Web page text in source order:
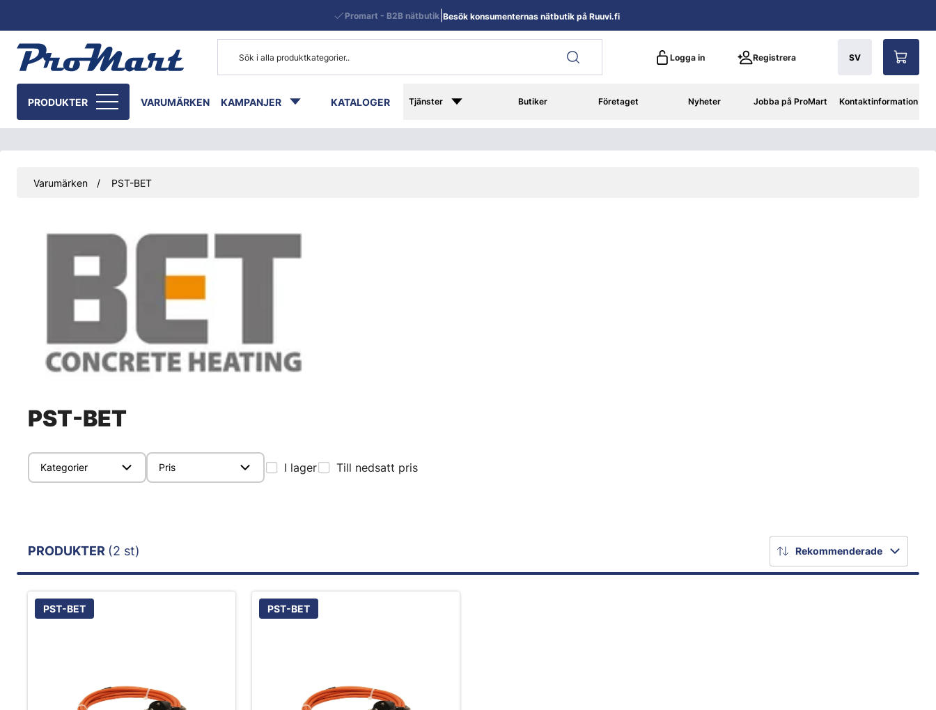
Logga in Registrera SV
PRODUKTER VARUMÄRKEN KAMPANJER KATALOGER Tjänster Butiker Företaget Nyheter Jobba på ProMart Kontaktinformation
Promart - B2B nätbutik Besök konsumenternas nätbutik på Ruuvi.fi
Varumärken PST-BET
PST-BET
Kategorier Pris I lager Till nedsatt pris
Rekommenderade
PRODUKTER (2 st)
PST-BET PST-BET